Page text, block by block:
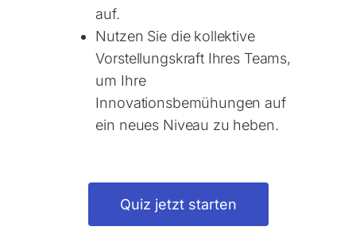
auf.
Nutzen Sie die kollektive
Vorstellungskraft Ihres Teams,
um Ihre
Innovationsbemühungen auf
ein neues Niveau zu heben.
Quiz jetzt starten